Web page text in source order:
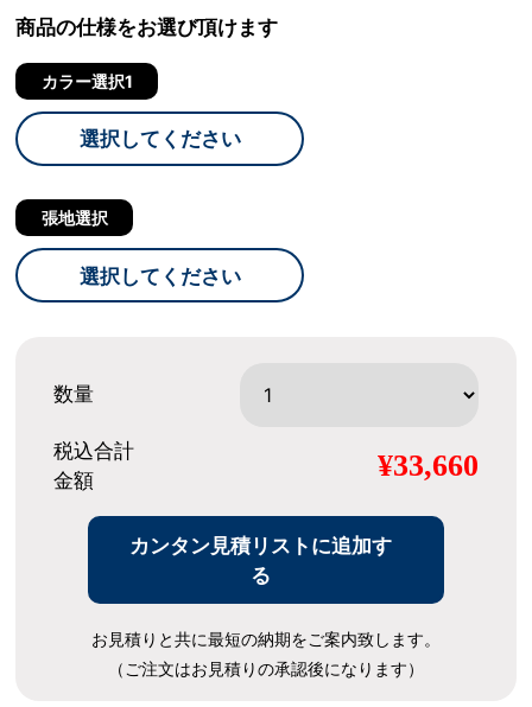
商品の仕様をお選び頂けます
カラー選択1
選択してください
張地選択
選択してください
数量
税込合計
金額
¥33,660
カンタン見積リストに追加す
る
お見積りと共に最短の納期をご案内致します。
（ご注文はお見積りの承認後になります）